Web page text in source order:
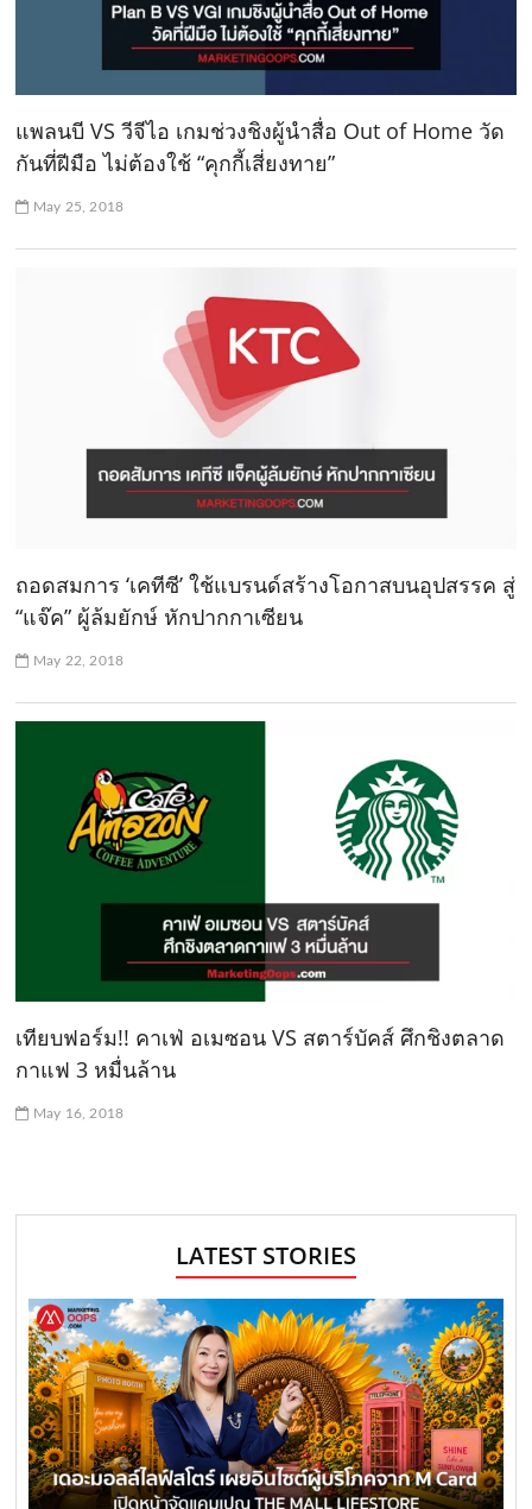
แพลนบี VS วีจีไอ เกมช่วงชิงผู้นำสื่อ Out of Home วัด
กันที่ฝีมือ ไม่ต้องใช้ “คุกกี้เสี่ยงทาย”
May 25, 2018
ถอดสมการ ‘เคทีซี’ ใช้แบรนด์สร้างโอกาสบนอุปสรรค สู่
“แจ๊ค” ผู้ล้มยักษ์ หักปากกาเซียน
May 22, 2018
เทียบฟอร์ม!! คาเฟ่ อเมซอน VS สตาร์บัคส์ ศึกชิงตลาด
กาแฟ 3 หมื่นล้าน
May 16, 2018
LATEST STORIES